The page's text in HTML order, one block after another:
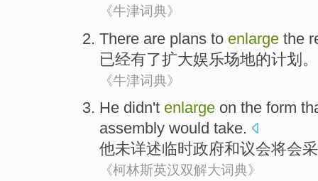
《牛津词典》
There are plans to enlarge the
已经有了扩大娱乐场地的计划 。
《牛津词典》
He didn't enlarge on the form
assembly would take.
他未详述临时政府和议会将会
《柯林斯英汉双解大词典》